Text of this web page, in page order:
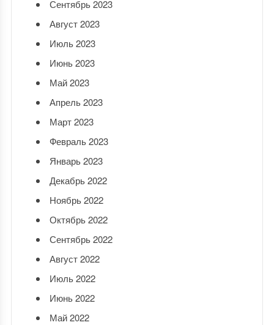
Сентябрь 2023
Август 2023
Июль 2023
Июнь 2023
Май 2023
Апрель 2023
Март 2023
Февраль 2023
Январь 2023
Декабрь 2022
Ноябрь 2022
Октябрь 2022
Сентябрь 2022
Август 2022
Июль 2022
Июнь 2022
Май 2022